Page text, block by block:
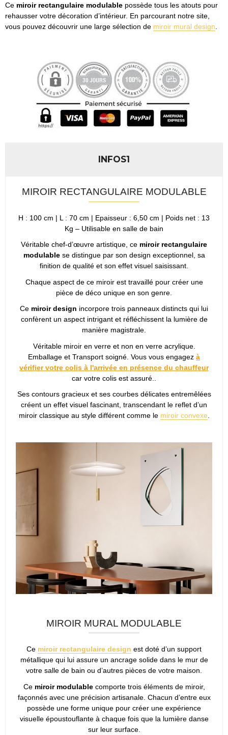
Ce miroir rectangulaire modulable possède tous les atouts pour
rehausser votre décoration d’intérieur. En parcourant notre site,
vous pouvez découvrir une large sélection de miroir mural design
INFOS1
MIROIR RECTANGULAIRE MODULABLE
H : 100 cm | L : 70 cm | Epaisseur : 6,50 cm | Poids net : 13
Kg – Utilisable en salle de bain
Véritable chef-d’œuvre artistique, ce miroir rectangulaire
modulable se distingue par son design exceptionnel, sa
finition de qualité et son effet visuel saisissant.
Chaque aspect de ce miroir est travaillé pour créer une
pièce de déco unique en son genre.
Ce miroir design incorpore trois panneaux distincts qui lui
confèrent un aspect intrigant et réfléchissent la lumière de
manière magistrale.
Véritable miroir en verre et non en verre acrylique.
Emballage et Transport soigné. Vous vous engagez à
vérifier votre colis à l'arrivée en présence du chauffeur
car votre colis est assuré..
Ses contours gracieux et ses courbes délicates entremêlées
créent un effet visuel fascinant, transcendant le reflet d’un
miroir classique au style différent comme le miroir convexe
MIROIR MURAL MODULABLE
Ce miroir rectangulaire design est doté d’un support
métallique qui lui assure un ancrage solide dans le mur de
votre salle de bain ou d’autres pièces de votre maison.
Ce miroir modulablecomporte trois éléments de miroir,
façonnés avec une précision artisanale. Chacun d’entre eux
possède une forme unique pour créer une expérience
visuelle époustouflante à chaque fois que la lumière danse
sur leur surface.